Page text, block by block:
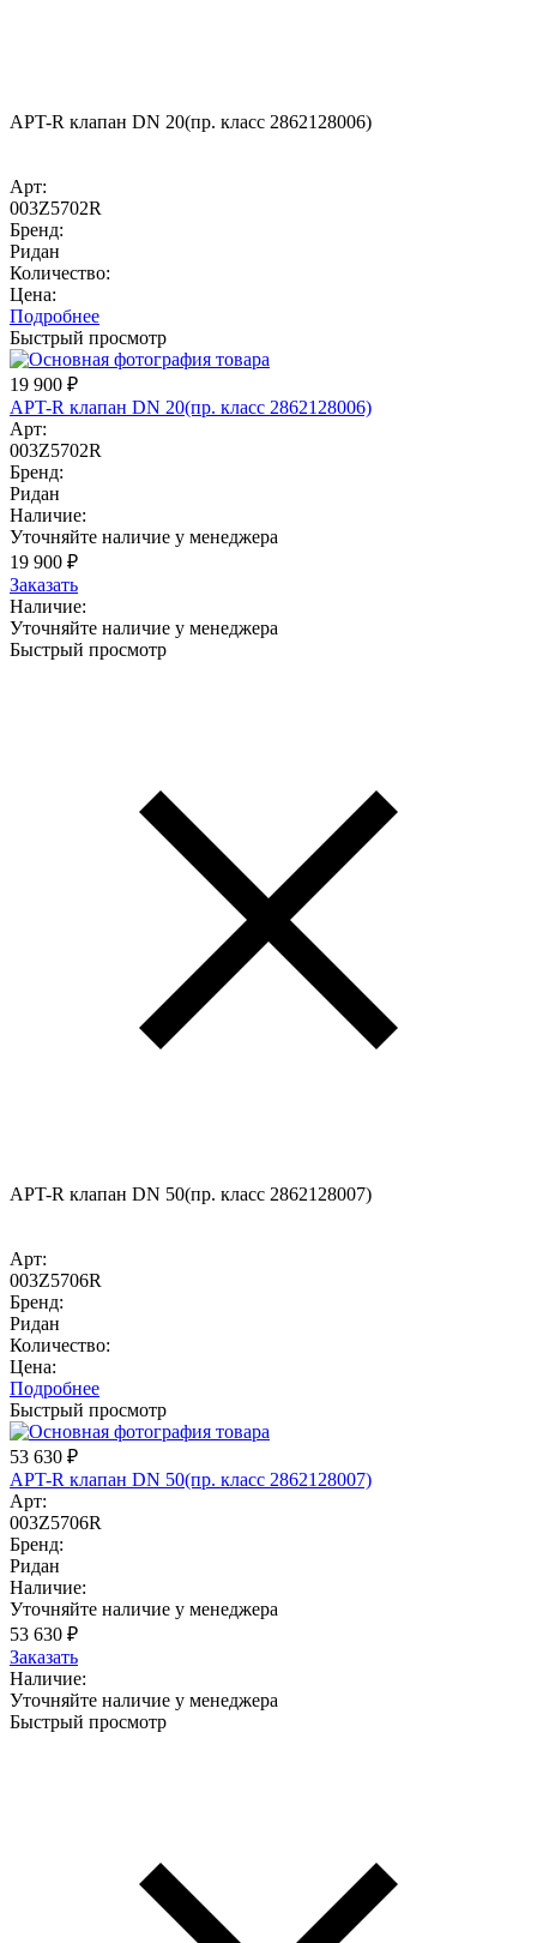
APT-R клапан DN 20(пр. класс 2862128006)
Арт:
003Z5702R
Бренд:
Ридан
Количество:
Цена:
Подробнее
Быстрый просмотр
19 900 ₽
APT-R клапан DN 20(пр. класс 2862128006)
Арт:
003Z5702R
Бренд:
Ридан
Наличие:
Уточняйте наличие у менеджера
19 900 ₽
Заказать
Наличие:
Уточняйте наличие у менеджера
Быстрый просмотр
APT-R клапан DN 50(пр. класс 2862128007)
Арт:
003Z5706R
Бренд:
Ридан
Количество:
Цена:
Подробнее
Быстрый просмотр
53 630 ₽
APT-R клапан DN 50(пр. класс 2862128007)
Арт:
003Z5706R
Бренд:
Ридан
Наличие:
Уточняйте наличие у менеджера
53 630 ₽
Заказать
Наличие:
Уточняйте наличие у менеджера
Быстрый просмотр